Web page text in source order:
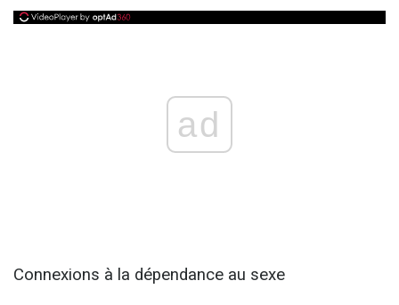
ad
Connexions à la dépendance au sexe